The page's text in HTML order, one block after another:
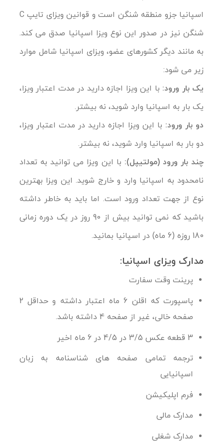
اسپانیا جزو منطقه شنگن است و قوانین ویزای تایپ C
شنگن نیز در صدور این نوع ویزا اسپانیا صدق می کند.
به مانند دیگر کشورهای عضو، ویزای اسپانیا شامل موارد
زیر می شود:
یک بار ورود: با این ویزا اجازه دارید در مدت اعتبار ویزا،
یک بار به اسپانیا وارد شوید، نه بیشتر.
دو بار ورود: با این ویزا اجازه دارید در مدت اعتبار ویزا،
دو بار به اسپانیا وارد شوید، نه بیشتر.
چند بار ورود (مولتیپل): با این ویزا می توانید به تعداد
نامحدود به اسپانیا وارد و خارج شوید. این ویزا بهترین
نوع از جهت تعداد ورود است. اما باید به خاطر داشته
باشید که نمی توانید بیش از 90 روز در یک دوره زمانی
180 روزه (6 ماه) در اسپانیا بمانید.
مدارک ویزای اسپانیا:
پرینت وقت سفارت
پاسپورت که اقلن 6 ماه اعتبار داشته و حداقل 2
صفحه خالی، غیر از صفحه 4 داشته باشد.
3 قطعه عکس 3/5 در 4/5 در 6 ماه اخیر
ترجمه تمامی صفحه های شناسنامه به زبان
اسپانیایی
فرم اپلیکیشن
مدارک مالی
مدارک شغلی